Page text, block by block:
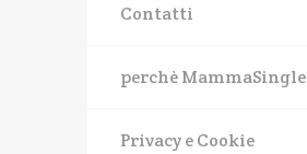
Contatti
perchè MammaSingle
Privacy e Cookie